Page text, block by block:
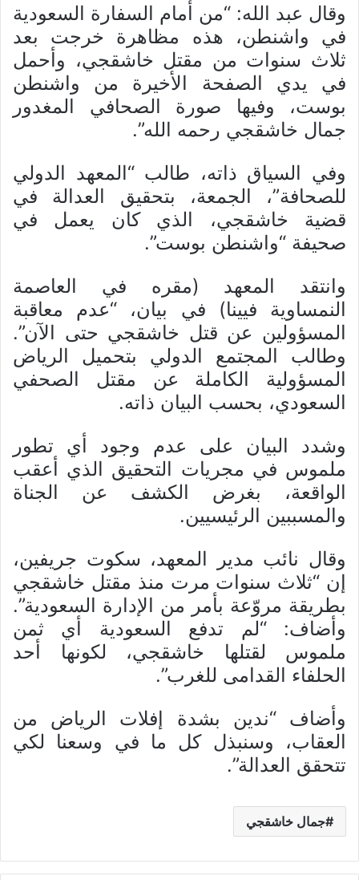
وقال عبد الله: “من أمام السفارة السعودية
في واشنطن، هذه مظاهرة خرجت بعد
ثلاث سنوات من مقتل خاشقجي، وأحمل
في يدي الصفحة الأخيرة من واشنطن
بوست، وفيها صورة الصحافي المغدور
جمال خاشقجي رحمه الله”.
وفي السياق ذاته، طالب “المعهد الدولي
للصحافة”، الجمعة، بتحقيق العدالة في
قضية خاشقجي، الذي كان يعمل في
صحيفة “واشنطن بوست”.
وانتقد المعهد (مقره في العاصمة
النمساوية فيينا) في بيان، “عدم معاقبة
المسؤولين عن قتل خاشقجي حتى الآن”.
وطالب المجتمع الدولي بتحميل الرياض
المسؤولية الكاملة عن مقتل الصحفي
السعودي، بحسب البيان ذاته.
وشدد البيان على عدم وجود أي تطور
ملموس في مجريات التحقيق الذي أعقب
الواقعة، بغرض الكشف عن الجناة
والمسببين الرئيسيين.
وقال نائب مدير المعهد، سكوت جريفين،
إن “ثلاث سنوات مرت منذ مقتل خاشقجي
بطريقة مروّعة بأمر من الإدارة السعودية”.
وأضاف: “لم تدفع السعودية أي ثمن
ملموس لقتلها خاشقجي، لكونها أحد
الحلفاء القدامى للغرب”.
وأضاف “ندين بشدة إفلات الرياض من
العقاب، وسنبذل كل ما في وسعنا لكي
تتحقق العدالة”.
جمال خاشقجي